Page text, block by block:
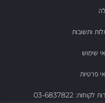
ותשובות
שימוש
פרטיות
לקוחות: 03-6837822